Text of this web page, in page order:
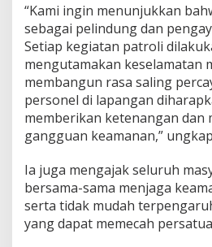
“Kami ingin menunjukkan
sebagai pelindung dan
Setiap kegiatan patroli
mengutamakan keselamatan
membangun rasa saling
personel di lapangan
memberikan ketenangan dan
gangguan keamanan,”
Ia juga mengajak seluruh
bersama-sama menjaga
serta tidak mudah
yang dapat memecah